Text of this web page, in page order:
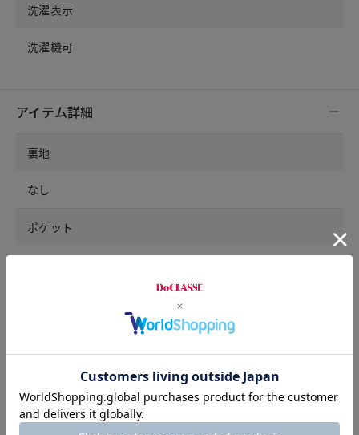
洗濯表示
洗濯機可
アイテム詳細
裏地
なし
ポケット
開きの仕様
なし